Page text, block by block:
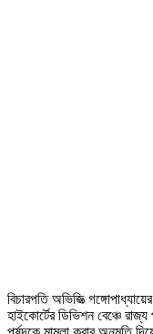
বিচারপতি অভিজিত্‍
হাইকোর্টের ডিভিশন বেঞ্চে